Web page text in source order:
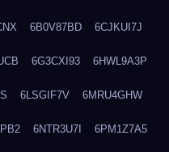
6B0V87BD 6CJKUI7J
6G3CXI93 6HWL9A3P
6LSGIF7V 6MRU4GHW
6NTR3U7I 6PM1Z7A5